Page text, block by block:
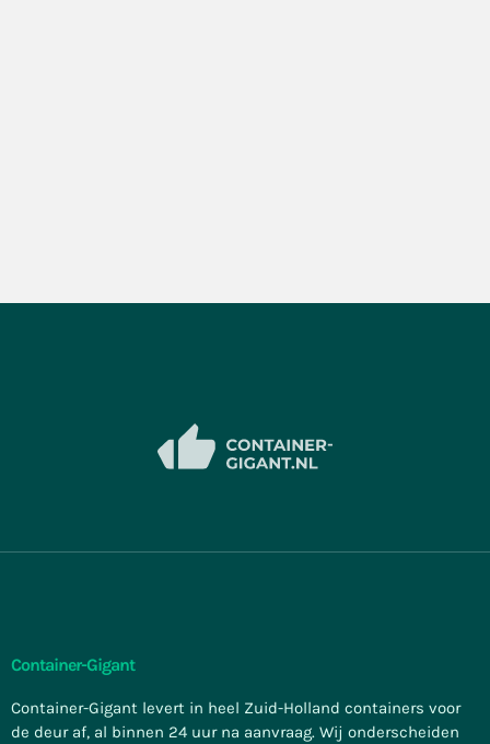
Container-Gigant
Container-Gigant levert in heel Zuid-Holland containers voor
de deur af, al binnen 24 uur na aanvraag. Wij onderscheiden